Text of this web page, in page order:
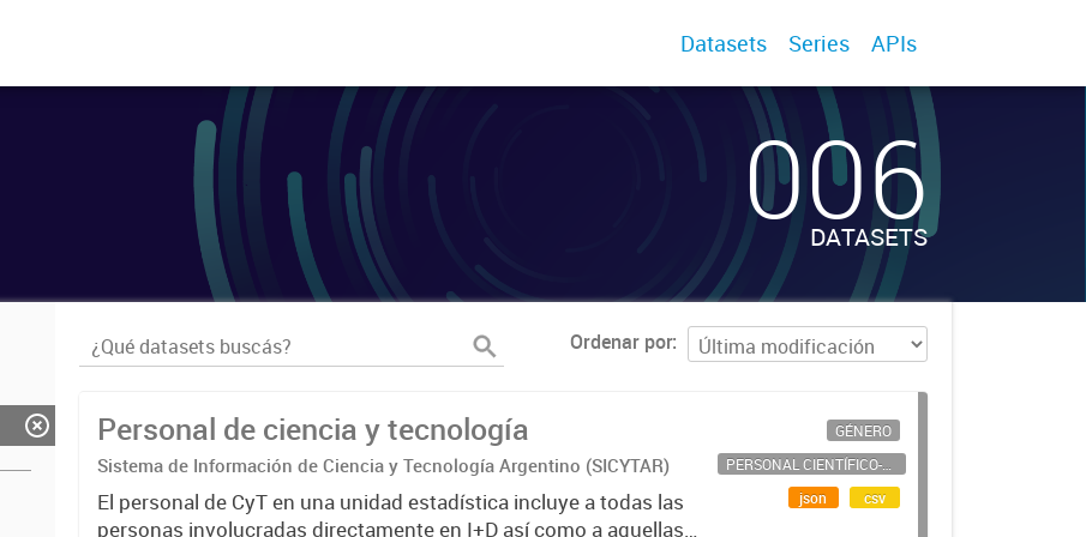
Datasets Series APIs
006
DATASETS
Ordenar por
Personal de ciencia y tecnología
Sistema de Información de Ciencia y Tecnología Argentino (SICYTAR)
El personal de CyT en una unidad estadística incluye a todas las
personas involucradas directamente en I+D así como a aquellas
GÉNERO
PERSONAL CIENTÍFICO-TECNOLÓGICO
json
csv